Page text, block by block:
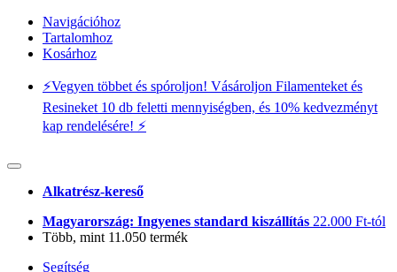
Navigációhoz
Tartalomhoz
Kosárhoz
⚡️Vegyen többet és spóroljon! Vásároljon Filamenteket és
Resineket 10 db feletti mennyiségben, és 10% kedvezményt
kap rendelésére! ⚡️
Alkatrész-kereső
Magyarország: Ingyenes standard kiszállítás 22.000 Ft-tól
Több, mint 11.050 termék
Segítség